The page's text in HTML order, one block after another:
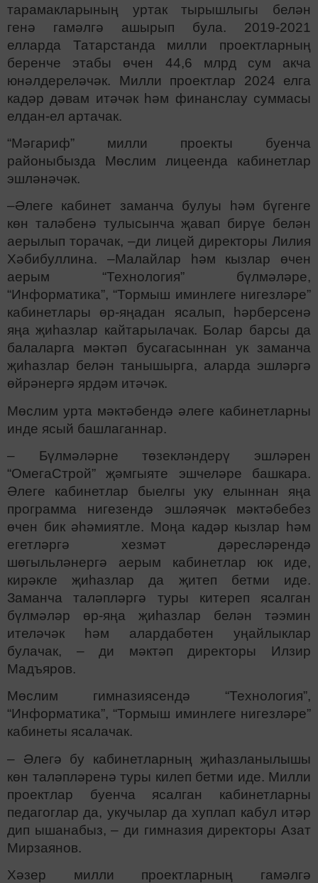
тарамакларының уртак тырышлыгы белән
генә гамәлгә ашырып була. 2019-2021
елларда Татарстанда милли проектларның
беренче этабы өчен 44,6 млрд сум акча
юнәлдереләчәк. Милли проектлар 2024 елга
кадәр дәвам итәчәк һәм финанслау суммасы
елдан-ел артачак.
“Мәгариф” милли проекты буенча
районыбызда Мөслим лицеенда кабинетлар
эшләнәчәк.
–Әлеге кабинет заманча булуы һәм бүгенге
көн таләбенә тулысынча җавап бирүе белән
аерылып торачак, –ди лицей директоры Лилия
Хәбибуллина. –Малайлар һәм кызлар өчен
аерым “Технология” бүлмәләре,
“Информатика”, “Тормыш иминлеге нигезләре”
кабинетлары өр-яңадан ясалып, һәрберсенә
яңа җиһазлар кайтарылачак. Болар барсы да
балаларга мәктәп бусагасыннан ук заманча
җиһазлар белән танышырга, аларда эшләргә
өйрәнергә ярдәм итәчәк.
Мөслим урта мәктәбендә әлеге кабинетларны
инде ясый башлаганнар.
– Бүлмәләрне төзекләндерү эшләрен
“ОмегаСтрой” җәмгыяте эшчеләре башкара.
Әлеге кабинетлар быелгы уку елыннан яңа
программа нигезендә эшләячәк мәктәбебез
өчен бик әһәмиятле. Моңа кадәр кызлар һәм
егетләргә хезмәт дәресләрендә
шөгыльләнергә аерым кабинетлар юк иде,
кирәкле җиһазлар да җитеп бетми иде.
Заманча таләпләргә туры китереп ясалган
бүлмәләр өр-яңа җиһазлар белән тәэмин
ителәчәк һәм алардабөтен уңайлыклар
булачак, – ди мәктәп директоры Илзир
Мадъяров.
Мөслим гимназиясендә “Технология”,
“Информатика”, “Тормыш иминлеге нигезләре”
кабинеты ясалачак.
– Әлегә бу кабинетларның җиһазланылышы
көн таләпләренә туры килеп бетми иде. Милли
проектлар буенча ясалган кабинетларны
педагоглар да, укучылар да хуплап кабул итәр
дип ышанабыз, – ди гимназия директоры Азат
Мирзаянов.
Хәзер милли проектларның гамәлгә